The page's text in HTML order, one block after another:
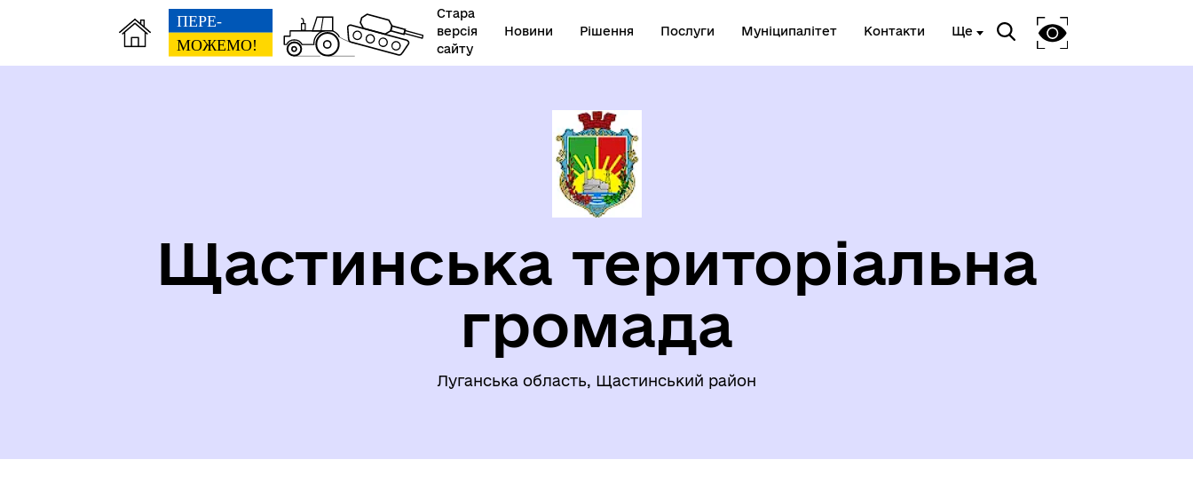
Стара
версія
сайту
Новини Рішення Послуги Муніципалітет Контакти Ще
До уваги ВПО
ЗАПОБІГАННЯ ТА ПРОТИДІЯ
НАСИЛЬСТВУ
ЄВРОІНТЕГРАЦІЯ
Щастинська територіальна
громада
Луганська область, Щастинський район